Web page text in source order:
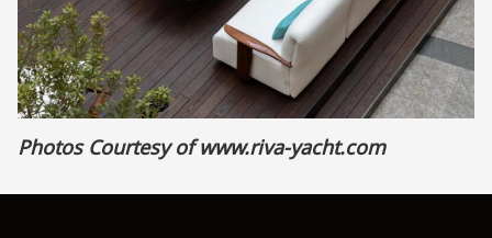
Photos Courtesy ofwww.riva-yacht.com